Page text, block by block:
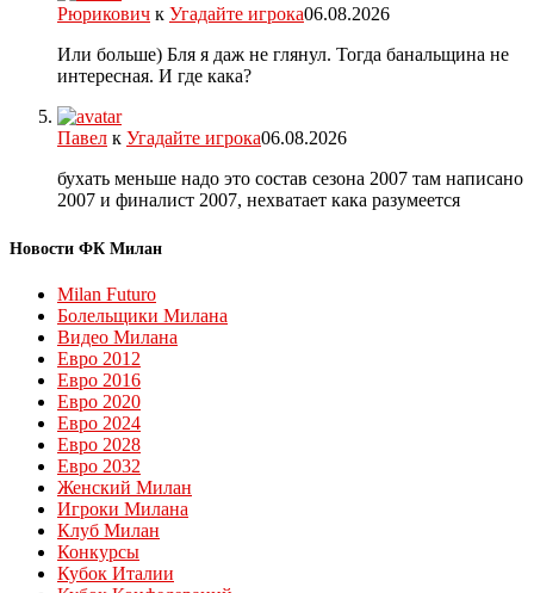
Рюрикович к Угадайте игрока06.08.2026
Или больше) Бля я даж не глянул. Тогда банальщина не
интересная. И где кака?
Павел к Угадайте игрока06.08.2026
бухать меньше надо это состав сезона 2007 там написано
2007 и финалист 2007, нехватает кака разумеется
Новости ФК Милан
Milan Futuro
Болельщики Милана
Видео Милана
Евро 2012
Евро 2016
Евро 2020
Евро 2024
Евро 2028
Евро 2032
Женский Милан
Игроки Милана
Клуб Милан
Конкурсы
Кубок Италии